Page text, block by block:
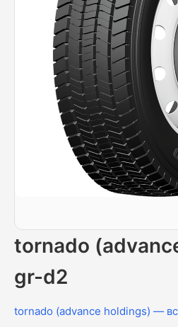
tornado
gr-d2
tornado (advance holdings) —